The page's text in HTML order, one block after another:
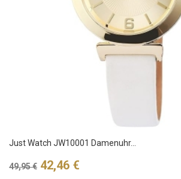
Just Watch JW10001 Damenuhr...
Verkaufspreis
49,95 € Preis
42,46 €